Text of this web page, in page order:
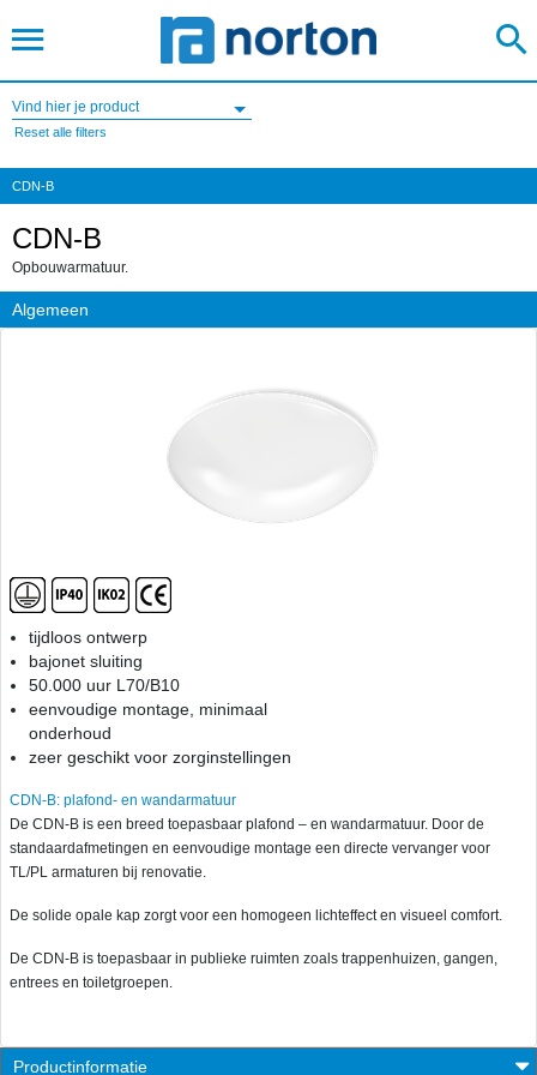
Vind hier je product
Reset alle filters
CDN-B
CDN-B
Opbouwarmatuur.
Algemeen
tijdloos ontwerp
bajonet sluiting
50.000 uur L70/B10
eenvoudige montage, minimaal
onderhoud
zeer geschikt voor zorginstellingen
CDN-B: plafond- en wandarmatuur
De CDN-B is een breed toepasbaar plafond – en wandarmatuur. Door de
standaardafmetingen en eenvoudige montage een directe vervanger voor
TL/PL armaturen bij renovatie.
De solide opale kap zorgt voor een homogeen lichteffect en visueel comfort.
De CDN-B is toepasbaar in publieke ruimten zoals trappenhuizen, gangen,
entrees en toiletgroepen.
Productinformatie